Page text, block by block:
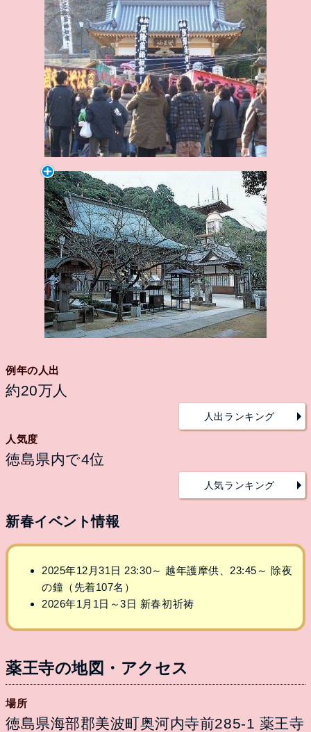
例年の人出
約20万人
人出ランキング
人気度
徳島県内で4位
人気ランキング
新春イベント情報
2025年12月31日 23:30～ 越年護摩供、23:45～ 除夜
の鐘（先着107名）
2026年1月1日～3日 新春初祈祷
薬王寺の地図・アクセス
場所
徳島県海部郡美波町奥河内寺前285-1 薬王寺